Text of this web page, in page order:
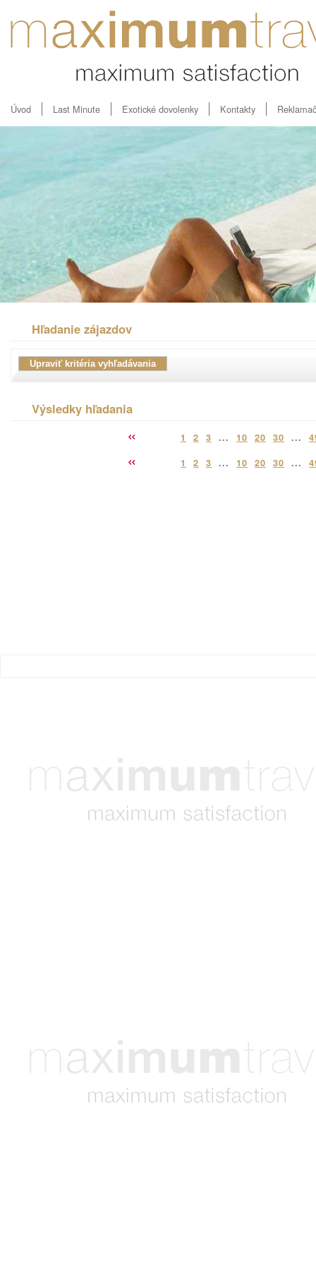
Úvod Last Minute Exotické dovolenky Kontakty
Hľadanie zájazdov
Výsledky hľadania
1 2 3 ... 10 20 30 ...
1
2 3 ... 10 20 30 ...